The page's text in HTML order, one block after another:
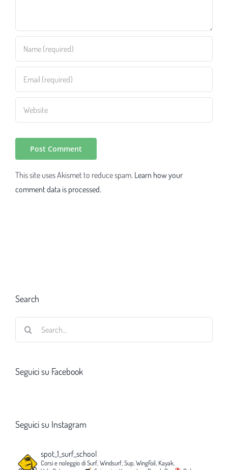
This site uses Akismet to reduce spam. Learn how your
comment data is processed.
Search
Seguici su Facebook
Seguici su Instagram
spot_1_surf_school
Corsi e noleggio di Surf, Windsurf, Sup, WingFoil, Kayak,